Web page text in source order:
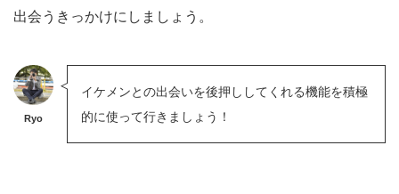
出会うきっかけにしましょう。
Ryo
イケメンとの出会いを後押ししてくれる機能を積極
的に使って行きましょう！